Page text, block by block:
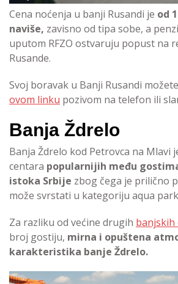
Cena noćenja u banji Rusandi je od
naviše, zavisno od tipa sobe, a
uputom RFZO ostvaruju popust na
Rusande.
Svoj boravak u Banji Rusandi
ovom linku pozivom na telefon ili
Banja Ždrelo
Banja Ždrelo kod Petrovca na Mlavi
centara popularnijih među
istoka Srbije zbog čega je prilično
može svrstati u kategoriju aqua
Za razliku od većine drugih banjskih
broj gostiju, mirna i opuštena
karakteristika banje Ždrelo.